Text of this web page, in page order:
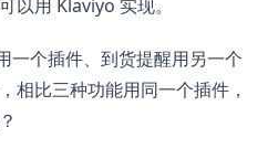
以用 Klaviyo 实现。
一个插件、到货提醒用另一个
相比三种功能用同一个插件，